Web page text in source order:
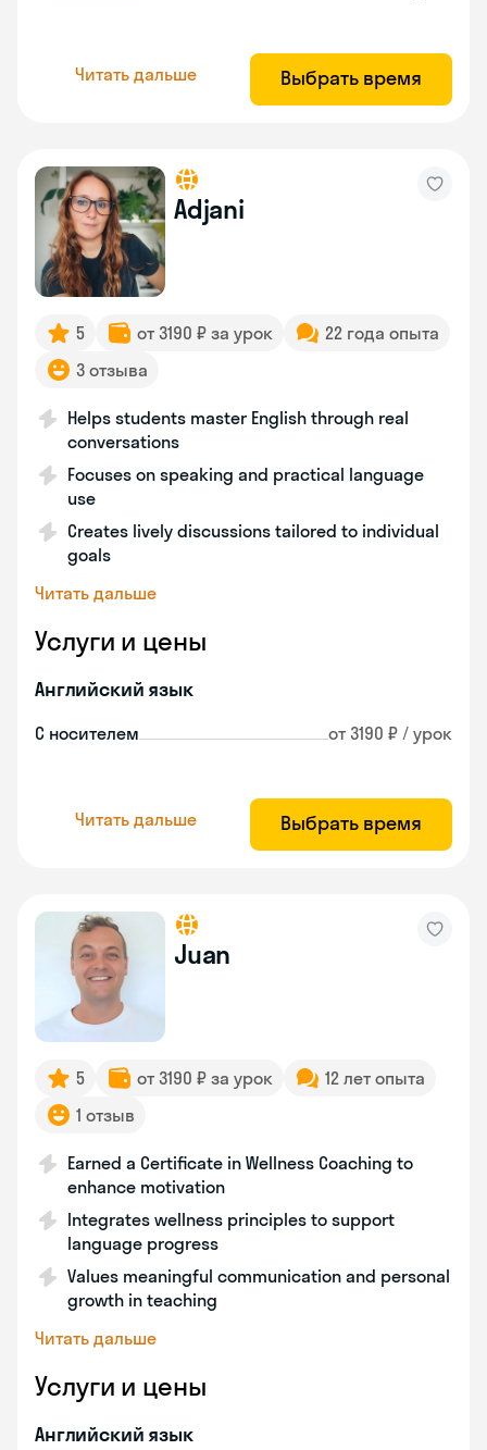
Читать дальше Выбрать время
Adjani
5 от 3190 ₽ за урок
22 года опыта
3 отзыва
Helps students master English through real
conversations
Focuses on speaking and practical language
use
Creates lively discussions tailored to individual
goals
Читать дальше
Услуги и цены
Английский язык
С носителем от 3190 ₽ / урок
Читать дальше Выбрать время
Juan
5 от 3190 ₽ за урок
12 лет опыта
1 отзыв
Earned a Certificate in Wellness Coaching to
enhance motivation
Integrates wellness principles to support
language progress
Values meaningful communication and personal
growth in teaching
Читать дальше
Услуги и цены
Английский язык